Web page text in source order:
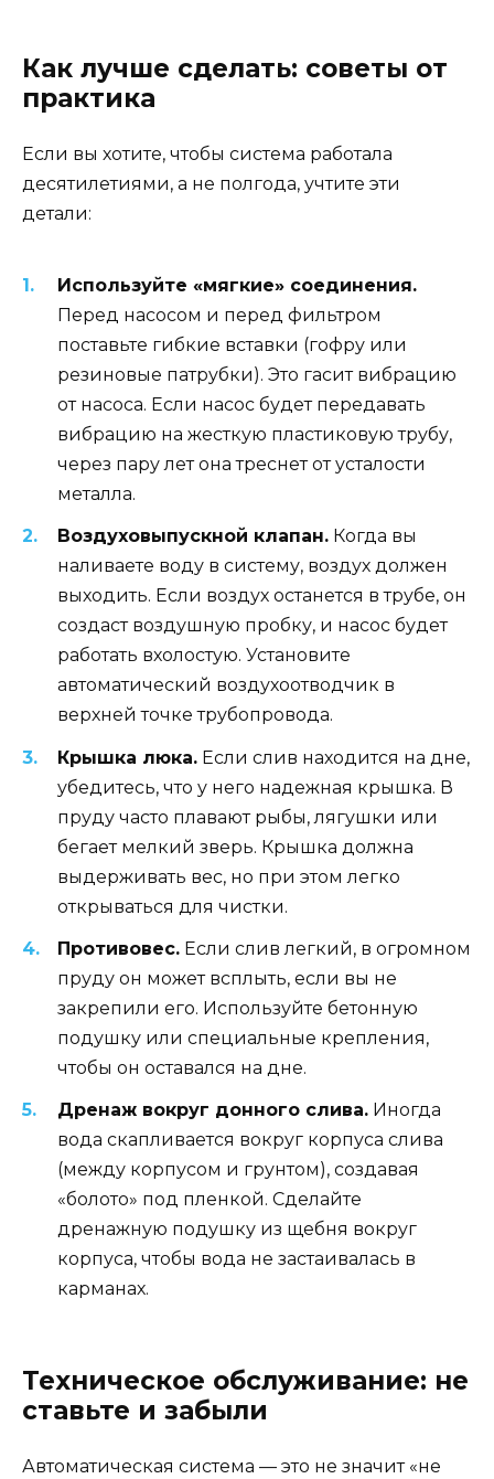
Как лучше сделать: советы от
практика
Если вы хотите, чтобы система работала
десятилетиями, а не полгода, учтите эти
детали:
Используйте «мягкие» соединения.
Перед насосом и перед фильтром
поставьте гибкие вставки (гофру или
резиновые патрубки). Это гасит вибрацию
от насоса. Если насос будет передавать
вибрацию на жесткую пластиковую трубу,
через пару лет она треснет от усталости
металла.
Воздуховыпускной клапан. Когда вы
наливаете воду в систему, воздух должен
выходить. Если воздух останется в трубе, он
создаст воздушную пробку, и насос будет
работать вхолостую. Установите
автоматический воздухоотводчик в
верхней точке трубопровода.
Крышка люка. Если слив находится на дне,
убедитесь, что у него надежная крышка. В
пруду часто плавают рыбы, лягушки или
бегает мелкий зверь. Крышка должна
выдерживать вес, но при этом легко
открываться для чистки.
Противовес. Если слив легкий, в огромном
пруду он может всплыть, если вы не
закрепили его. Используйте бетонную
подушку или специальные крепления,
чтобы он оставался на дне.
Дренаж вокруг донного слива. Иногда
вода скапливается вокруг корпуса слива
(между корпусом и грунтом), создавая
«болото» под пленкой. Сделайте
дренажную подушку из щебня вокруг
корпуса, чтобы вода не застаивалась в
карманах.
Техническое обслуживание: не
ставьте и забыли
Автоматическая система — это не значит «не